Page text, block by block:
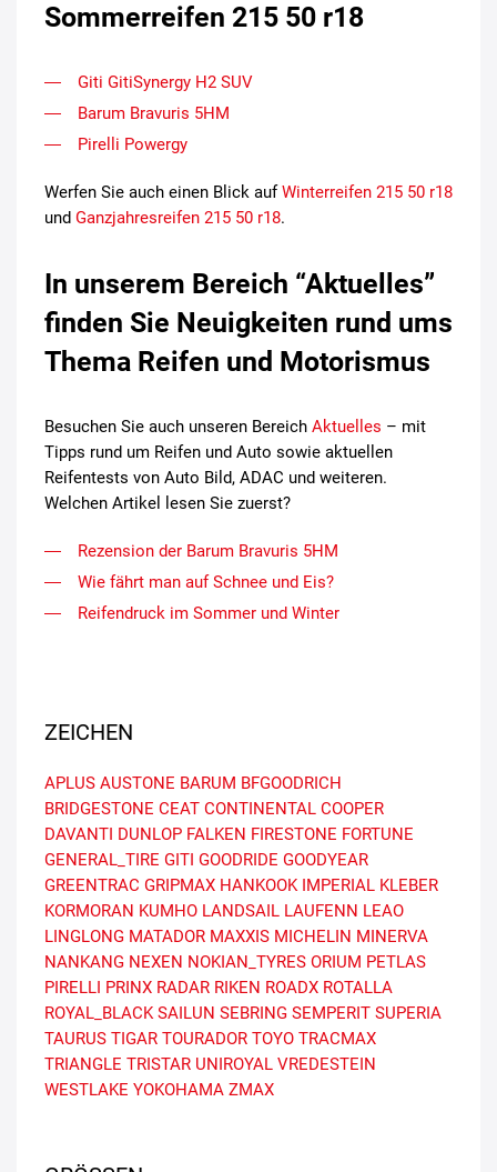
Sommerreifen 215 50 r18
Giti GitiSynergy H2 SUV
Barum Bravuris 5HM
Pirelli Powergy
Werfen Sie auch einen Blick auf Winterreifen 215 50 r18
und Ganzjahresreifen 215 50 r18.
In unserem Bereich “Aktuelles”
finden Sie Neuigkeiten rund ums
Thema Reifen und Motorismus
Besuchen Sie auch unseren Bereich Aktuelles – mit
Tipps rund um Reifen und Auto sowie aktuellen
Reifentests von Auto Bild, ADAC und weiteren.
Welchen Artikel lesen Sie zuerst?
Rezension der Barum Bravuris 5HM
Wie fährt man auf Schnee und Eis?
Reifendruck im Sommer und Winter
ZEICHEN
APLUS AUSTONE BARUM BFGOODRICH
BRIDGESTONE CEAT CONTINENTAL COOPER
DAVANTI DUNLOP FALKEN FIRESTONE FORTUNE
GENERAL_TIRE GITI GOODRIDE GOODYEAR
GREENTRAC GRIPMAX HANKOOK IMPERIAL KLEBER
KORMORAN KUMHO LANDSAIL LAUFENN LEAO
LINGLONG MATADOR MAXXIS MICHELIN MINERVA
NANKANG NEXEN NOKIAN_TYRES ORIUM PETLAS
PIRELLI PRINX RADAR RIKEN ROADX ROTALLA
ROYAL_BLACK SAILUN SEBRING SEMPERIT SUPERIA
TAURUS TIGAR TOURADOR TOYO TRACMAX
TRIANGLE TRISTAR UNIROYAL VREDESTEIN
WESTLAKE YOKOHAMA ZMAX